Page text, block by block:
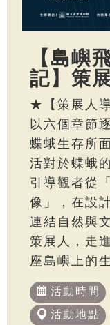
【島嶼
記】策
★【策展人
以六個章節
蝶蛾生存所
活對於蝶蛾
引導觀者從
像」，在設
連結自然與
策展人，走
座島嶼上的
活動時間
活動地點